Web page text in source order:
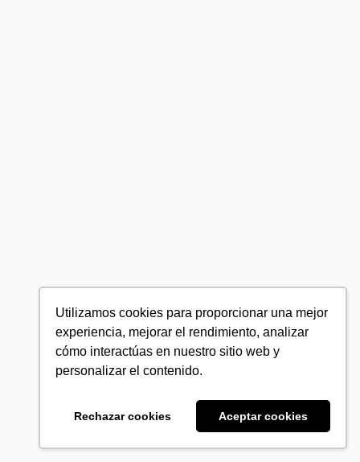
Utilizamos cookies para proporcionar una mejor
experiencia, mejorar el rendimiento, analizar
cómo interactúas en nuestro sitio web y
personalizar el contenido.
Rechazar cookies Aceptar cookies